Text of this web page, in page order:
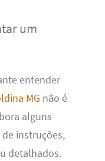
um
entender
MG não é
alguns
instruções,
detalhados.